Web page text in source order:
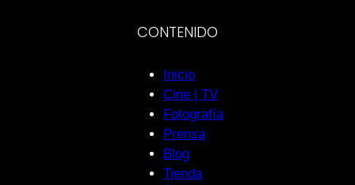
CONTENIDO
Inicio
Cine | TV
Fotografía
Prensa
Blog
Tienda